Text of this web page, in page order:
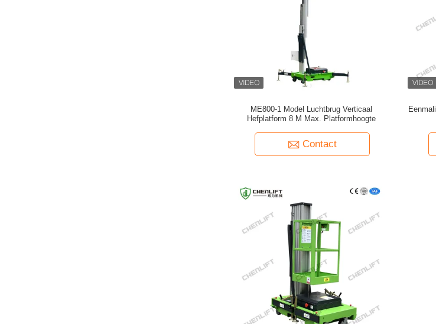
ME800-1 Model Luchtbrug Verticaal
Hefplatform 8 M Max. Platformhoogte
Contact